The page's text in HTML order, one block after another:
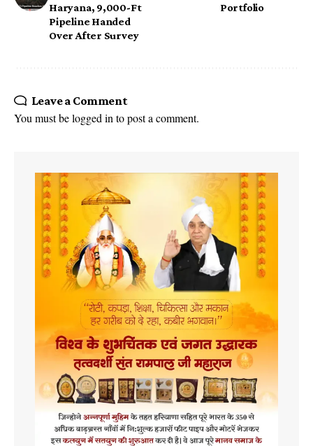
Haryana, 9,000-Ft
Pipeline Handed
Over After Survey
Portfolio
Leave a Comment
You must belogged into post a comment.